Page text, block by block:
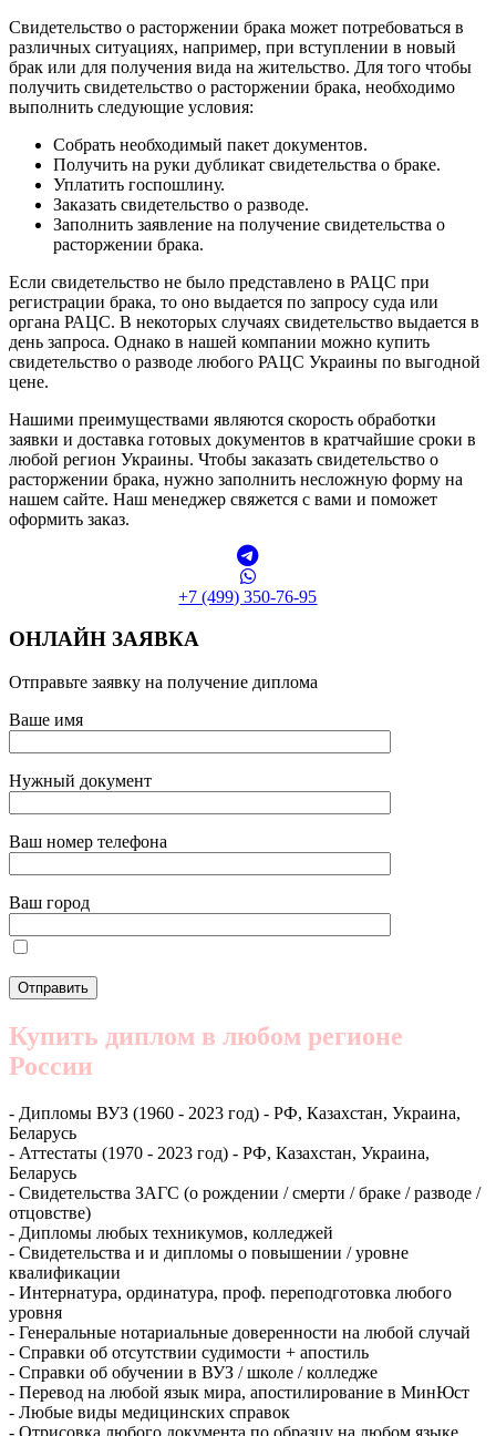
Свидетельство о расторжении брака может потребоваться в
различных ситуациях, например, при вступлении в новый
брак или для получения вида на жительство. Для того чтобы
получить свидетельство о расторжении брака, необходимо
выполнить следующие условия:
Собрать необходимый пакет документов.
Получить на руки дубликат свидетельства о браке.
Уплатить госпошлину.
Заказать свидетельство о разводе.
Заполнить заявление на получение свидетельства о
расторжении брака.
Если свидетельство не было представлено в РАЦС при
регистрации брака, то оно выдается по запросу суда или
органа РАЦС. В некоторых случаях свидетельство выдается в
день запроса. Однако в нашей компании можно купить
свидетельство о разводе любого РАЦС Украины по выгодной
цене.
Нашими преимуществами являются скорость обработки
заявки и доставка готовых документов в кратчайшие сроки в
любой регион Украины. Чтобы заказать свидетельство о
расторжении брака, нужно заполнить несложную форму на
нашем сайте. Наш менеджер свяжется с вами и поможет
оформить заказ.
+7 (499) 350-76-95
ОНЛАЙН ЗАЯВКА
Отправьте заявку на получение диплома
Ваше имя
Нужный документ
Ваш номер телефона
Ваш город
Купить диплом в любом регионе
России
- Дипломы ВУЗ (1960 - 2023 год) - РФ, Казахстан, Украина,
Беларусь
- Аттестаты (1970 - 2023 год) - РФ, Казахстан, Украина,
Беларусь
- Свидетельства ЗАГС (о рождении / смерти / браке / разводе /
отцовстве)
- Дипломы любых техникумов, колледжей
- Свидетельства и и дипломы о повышении / уровне
квалификации
- Интернатура, ординатура, проф. переподготовка любого
уровня
- Генеральные нотариальные доверенности на любой случай
- Справки об отсутствии судимости + апостиль
- Справки об обучении в ВУЗ / школе / колледже
- Перевод на любой язык мира, апостилирование в МинЮст
- Любые виды медицинских справок
- Отрисовка любого документа по образцу на любом языке